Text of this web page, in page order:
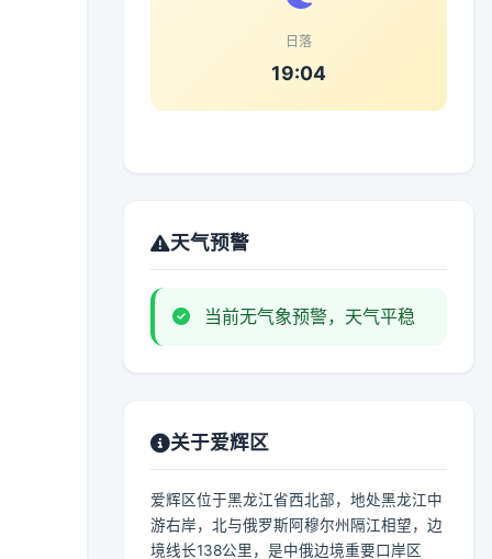
日落
19:04
天气预警
当前无气象预警，天气平稳
关于爱辉区
爱辉区位于黑龙江省西北部，地处黑龙江中
游右岸，北与俄罗斯阿穆尔州隔江相望，边
境线长138公里，是中俄边境重要口岸区